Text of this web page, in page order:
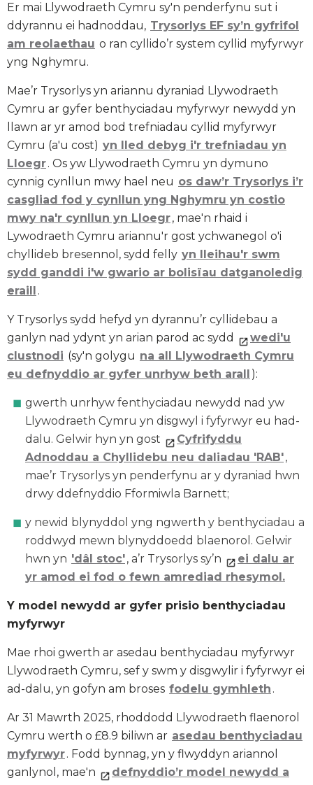
Er mai Llywodraeth Cymru sy'n penderfynu sut i
ddyrannu ei hadnoddau, Trysorlys EF sy’n gyfrifol
am reolaethau o ran cyllido’r system cyllid myfyrwyr
yng Nghymru.
Mae’r Trysorlys yn ariannu dyraniad Llywodraeth
Cymru ar gyfer benthyciadau myfyrwyr newydd yn
llawn ar yr amod bod trefniadau cyllid myfyrwyr
Cymru (a'u cost) yn lled debyg i'r trefniadau yn
Lloegr. Os yw Llywodraeth Cymru yn dymuno
cynnig cynllun mwy hael neu os daw’r Trysorlys i’r
casgliad fod y cynllun yng Nghymru yn costio
mwy na'r cynllun yn Lloegr, mae'n rhaid i
Lywodraeth Cymru ariannu'r gost ychwanegol o'i
chyllideb bresennol, sydd felly yn lleihau'r swm
sydd ganddi i'w gwario ar bolisïau datganoledig
eraill .
Y Trysorlys sydd hefyd yn dyrannu’r cyllidebau a
ganlyn nad ydynt yn arian parod ac sydd
wedi'u
clustnodi (sy'n golygu na all Llywodraeth Cymru
eu defnyddio ar gyfer unrhyw beth arall ):
gwerth unrhyw fenthyciadau newydd nad yw
Llywodraeth Cymru yn disgwyl i fyfyrwyr eu had-
dalu. Gelwir hyn yn gost
Cyfrifyddu
Adnoddau a Chyllidebu neu daliadau 'RAB',
mae’r Trysorlys yn penderfynu ar y dyraniad hwn
drwy ddefnyddio Fformiwla Barnett;
y newid blynyddol yng ngwerth y benthyciadau a
roddwyd mewn blynyddoedd blaenorol. Gelwir
hwn yn 'dâl stoc', a’r Trysorlys sy’n
ei dalu ar
yr amod ei fod o fewn amrediad rhesymol.
Y model newydd ar gyfer prisio benthyciadau
myfyrwyr
Mae rhoi gwerth ar asedau benthyciadau myfyrwyr
Llywodraeth Cymru, sef y swm y disgwylir i fyfyrwyr ei
ad-dalu, yn gofyn am broses fodelu gymhleth .
Ar 31 Mawrth 2025, rhoddodd Llywodraeth flaenorol
Cymru werth o £8.9 biliwn ar asedau benthyciadau
myfyrwyr. Fodd bynnag, yn y flwyddyn ariannol
ganlynol, mae'n
defnyddio’r model newydd a